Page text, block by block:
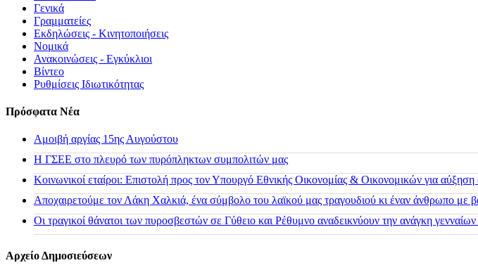
Γενικά
Γραμματείες
Εκδηλώσεις - Κινητοποιήσεις
Νομικά
Ανακοινώσεις - Εγκύκλιοι
Βίντεο
Ρυθμίσεις Ιδιωτικότητας
Πρόσφατα Νέα
Αμοιβή αργίας 15ης Αυγούστου
H ΓΣΕΕ στο πλευρό των πυρόπληκτων συμπολιτών μας
Κοινωνικοί εταίροι: Επιστολή προς τον Υπουργό Εθνικής Οικονομίας & Οικονομικών για
Αποχαιρετούμε τον Λάκη Χαλκιά, ένα σύμβολο του λαϊκού μας τραγουδιού κι έναν άνθρωπο με
Οι τραγικοί θάνατοι των πυροσβεστών σε Γύθειο και Ρέθυμνο αναδεικνύουν την ανάγκη
Αρχείο Δημοσιεύσεων